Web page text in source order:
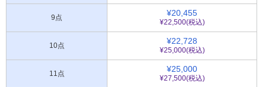
9点 ¥20,455
¥22,500(税込)
10点 ¥22,728
¥25,000(税込)
11点 ¥25,000
¥27,500(税込)